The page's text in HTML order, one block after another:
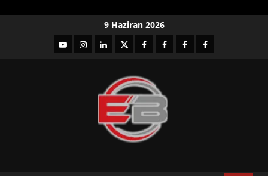
9 Haziran 2026
YouTubeInstagram
LinkedIntwitterfacebook-Facebook-
Facebook-Facebook-